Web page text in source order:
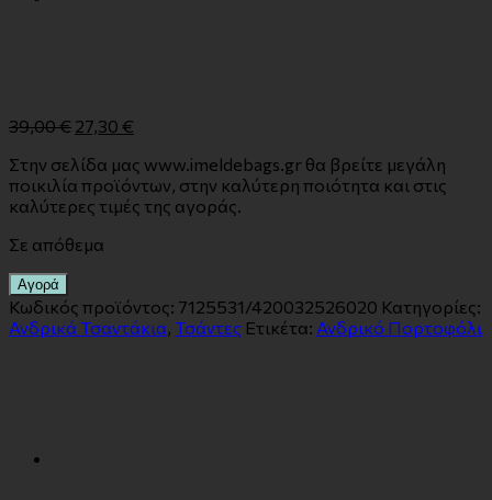
39,00€ 27,30 €
Στην σελίδα μας www.imeldebags.gr θα βρείτε μεγάλη
ποικιλία προϊόντων, στην καλύτερη ποιότητα και στις
καλύτερες τιμές της αγοράς.
Σε απόθεμα
Αγορά
Κωδικός προϊόντος: 7125531/420032526020 Κατηγορίες:
Ανδρικά Τσαντάκια Τσάντες Ετικέτα: Ανδρικό Πορτοφόλι